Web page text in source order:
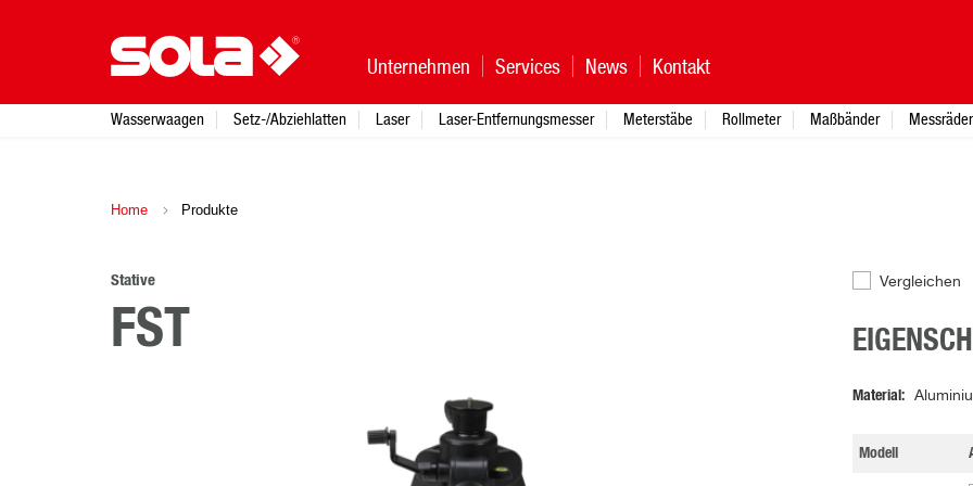
Home Produkte
Stative
FST
Vergleichen
Material
Modell
Unternehmen Services News Kontakt
Wasserwaagen Setz-/Abziehlatten Laser Laser-Entfernungsmesser Meterstäbe Rollmeter Maßbänder Messräder